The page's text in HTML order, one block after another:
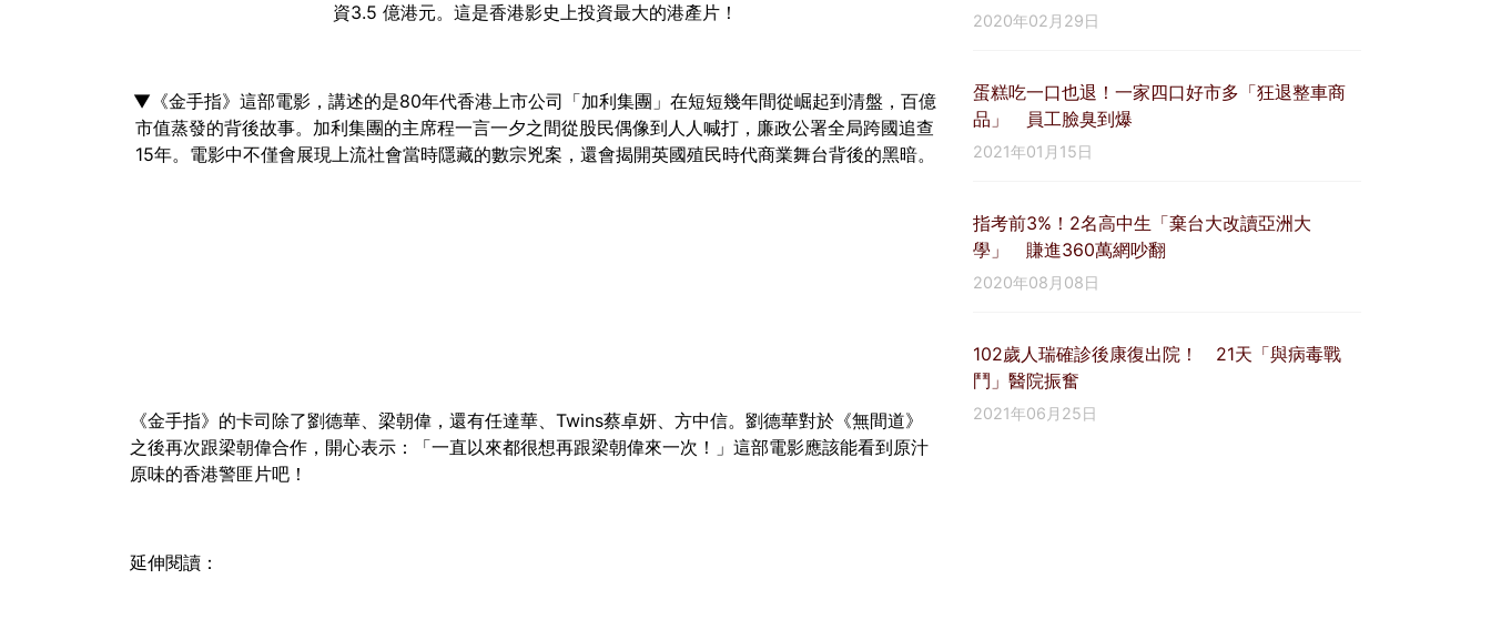
資3.5 億港元。這是香港影史上投資最大的港產片！
▼《金手指》這部電影，講述的是80年代香港上市公司「加利集團」在短短幾年間從崛起到清盤，百億
市值蒸發的背後故事。加利集團的主席程一言一夕之間從股民偶像到人人喊打，廉政公署全局跨國追查
15年。電影中不僅會展現上流社會當時隱藏的數宗兇案，還會揭開英國殖民時代商業舞台背後的黑暗。
《金手指》的卡司除了劉德華、梁朝偉，還有任達華、Twins蔡卓妍、方中信。劉德華對於《無間道》
之後再次跟梁朝偉合作，開心表示：「一直以來都很想再跟梁朝偉來一次！」這部電影應該能看到原汁
原味的香港警匪片吧！
延伸閱讀：
2020年02月29日
蛋糕吃一口也退！一家四口好市多「狂退整車商
品」 員工臉臭到爆
2021年01月15日
指考前3%！2名高中生「棄台大改讀亞洲大
學」 賺進360萬網吵翻
2020年08月08日
102歲人瑞確診後康復出院！ 21天「與病毒戰
鬥」醫院振奮
2021年06月25日